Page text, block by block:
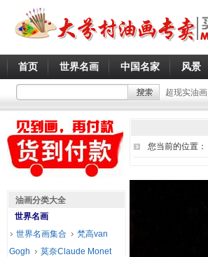
首页 世界名画 中国名家 风景
超现实油画
您当前的位置：
油画分类大全
世界名画
世界名画集合
梵高van
Gogh
莫奈Claude Monet